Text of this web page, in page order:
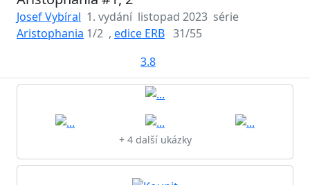
Josef Vybíral 1. vydání listopad 2023 série
Aristophania 1/2 , edice ERB 31/55
3.8
+ 4 další ukázky